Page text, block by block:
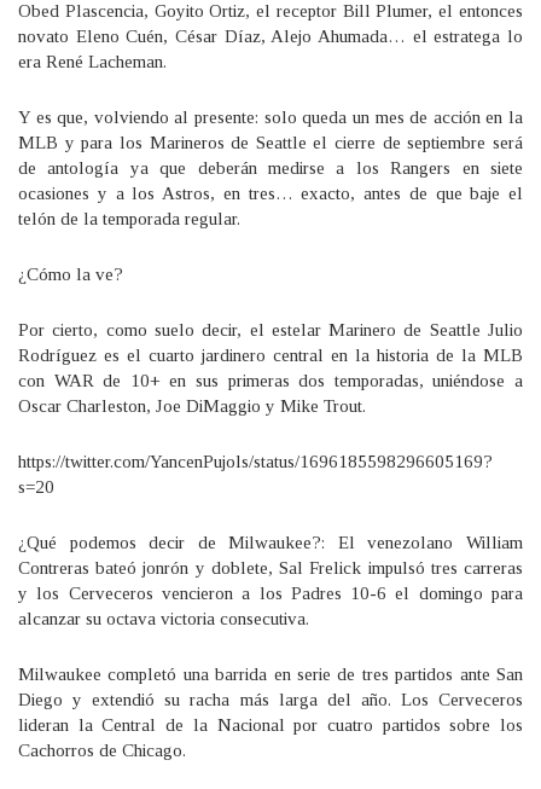
Obed Plascencia, Goyito Ortiz, el receptor Bill Plumer, el entonces
novato Eleno Cuén, César Díaz, Alejo Ahumada… el estratega lo
era René Lacheman.
Y es que, volviendo al presente: solo queda un mes de acción en la
MLB y para los Marineros de Seattle el cierre de septiembre será
de antología ya que deberán medirse a los Rangers en siete
ocasiones y a los Astros, en tres… exacto, antes de que baje el
telón de la temporada regular.
¿Cómo la ve?
Por cierto, como suelo decir, el estelar Marinero de Seattle Julio
Rodríguez es el cuarto jardinero central en la historia de la MLB
con WAR de 10+ en sus primeras dos temporadas, uniéndose a
Oscar Charleston, Joe DiMaggio y Mike Trout.
https://twitter.com/YancenPujols/status/1696185598296605169?
s=20
¿Qué podemos decir de Milwaukee?: El venezolano William
Contreras bateó jonrón y doblete, Sal Frelick impulsó tres carreras
y los Cerveceros vencieron a los Padres 10-6 el domingo para
alcanzar su octava victoria consecutiva.
Milwaukee completó una barrida en serie de tres partidos ante San
Diego y extendió su racha más larga del año. Los Cerveceros
lideran la Central de la Nacional por cuatro partidos sobre los
Cachorros de Chicago.